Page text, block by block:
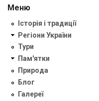
Меню
Історія і традиції
Регіони України
Тури
Пам'ятки
Природа
Блог
Галереї